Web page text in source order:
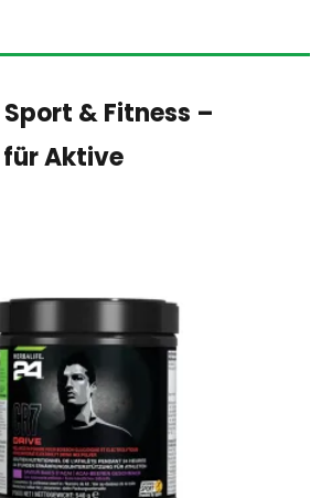
& Fitness –
Aktive